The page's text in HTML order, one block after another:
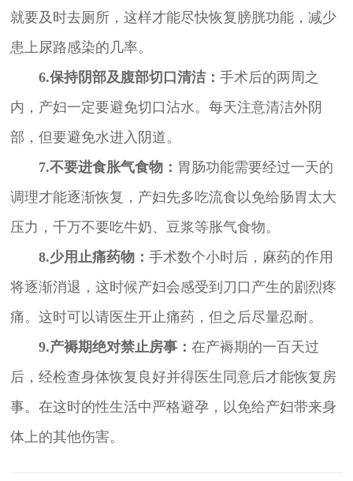
就要及时去厕所，这样才能尽快恢复膀胱功能，减少
患上尿路感染的几率。
6.保持阴部及腹部切口清洁： 手术后的两周之
内，产妇一定要避免切口沾水。每天注意清洁外阴
部，但要避免水进入阴道。
7.不要进食胀气食物： 胃肠功能需要经过一天的
调理才能逐渐恢复，产妇先多吃流食以免给肠胃太大
压力，千万不要吃牛奶、豆浆等胀气食物。
8.少用止痛药物： 手术数个小时后，麻药的作用
将逐渐消退，这时候产妇会感受到刀口产生的剧烈疼
痛。这时可以请医生开止痛药，但之后尽量忍耐。
9.产褥期绝对禁止房事： 在产褥期的一百天过
后，经检查身体恢复良好并得医生同意后才能恢复房
事。在这时的性生活中严格避孕，以免给产妇带来身
体上的其他伤害。